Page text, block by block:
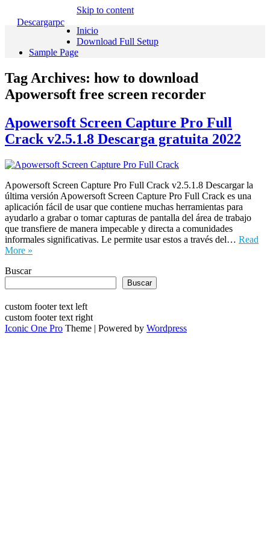
Descargarpc
Skip to content
Inicio
Download Full Setup
Sample Page
Tag Archives: how to download
Apowersoft free screen recorder
Apowersoft Screen Capture Pro Full
Crack v2.5.1.8 Descarga gratuita 2022
Apowersoft Screen Capture Pro Full Crack v2.5.1.8 Descargar la
última versión Apowersoft Screen Capture Pro Full Crack es una
aplicación fácil de usar que contiene muchas herramientas para
ayudarlo a grabar o tomar capturas de pantalla del área de trabajo
que transfiere de manera impecable y directa a comunidades
informales significativas. Le permite usar estos a través del… Read
More »
Buscar
Buscar
custom footer text left
custom footer text right
Iconic One Pro Theme | Powered by Wordpress